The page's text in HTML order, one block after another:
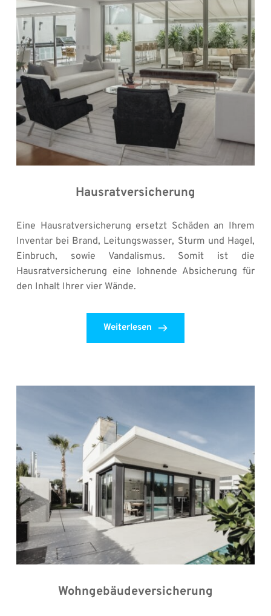
Hausratversicherung
Eine Hausratversicherung ersetzt Schäden an Ihrem
Inventar bei Brand, Leitungswasser, Sturm und Hagel,
Einbruch, sowie Vandalismus. Somit ist die
Hausratversicherung eine lohnende Absicherung für
den Inhalt Ihrer vier Wände.
Weiterlesen
Wohngebäudeversicherung